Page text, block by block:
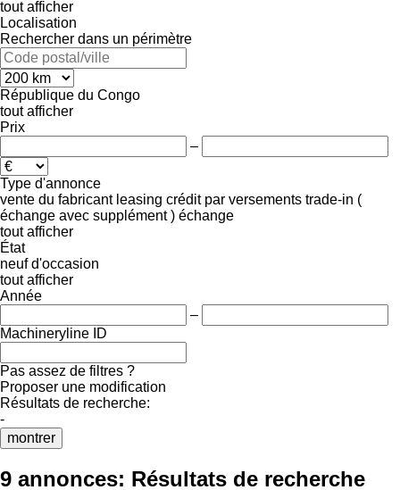
tout afficher
Localisation
Rechercher dans un périmètre
République du Congo
tout afficher
Prix
–
Type d'annonce
vente du fabricant leasing crédit par versements trade-in (
échange avec supplément ) échange
tout afficher
État
neuf d'occasion
tout afficher
Année
–
Machineryline ID
Pas assez de filtres ?
Proposer une modification
Résultats de recherche:
-
montrer
9 annonces: Résultats de recherche